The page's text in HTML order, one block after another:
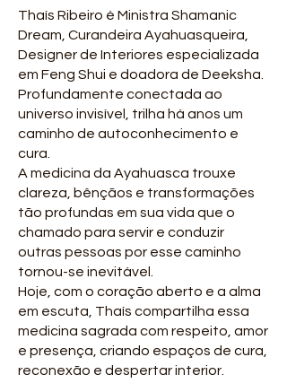
Thaís Ribeiro é Ministra Shamanic
Dream, Curandeira Ayahuasqueira,
Designer de Interiores especializada
em Feng Shui e doadora de Deeksha.
Profundamente conectada ao
universo invisível, trilha há anos um
caminho de autoconhecimento e
cura.
A medicina da Ayahuasca trouxe
clareza, bênçãos e transformações
tão profundas em sua vida que o
chamado para servir e conduzir
outras pessoas por esse caminho
tornou-se inevitável.
Hoje, com o coração aberto e a alma
em escuta, Thaís compartilha essa
medicina sagrada com respeito, amor
e presença, criando espaços de cura,
reconexão e despertar interior.